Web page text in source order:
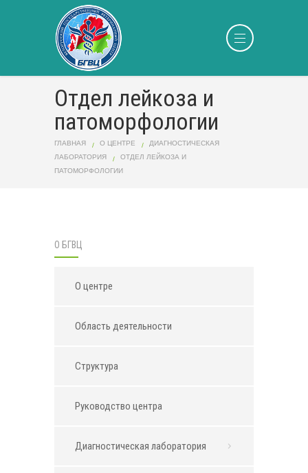
Отдел лейкоза и
патоморфологии
ГЛАВНАЯ О ЦЕНТРЕ
ДИАГНОСТИЧЕСКАЯ
ЛАБОРАТОРИЯ
ОТДЕЛ ЛЕЙКОЗА И
ПАТОМОРФОЛОГИИ
О БГВЦ
О центре
Область деятельности
Структура
Руководство центра
Диагностическая лаборатория